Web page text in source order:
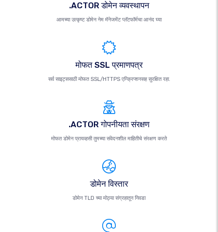
.ACTOR डोमेन व्यवस्थापन
आमच्या उत्कृष्ट डोमेन नेम मॅनेजमेंट प्लॅटफॉर्मचा आनंद घ्या
मोफत SSL प्रमाणपत्र
सर्व साइट्ससाठी मोफत SSL/HTTPS एन्क्रिप्शनसह सुरक्षित रहा.
.ACTOR गोपनीयता संरक्षण
मोफत डोमेन प्रायव्हसी तुमच्या संवेदनशील माहितीचे संरक्षण करते
डोमेन विस्तार
डोमेन TLD च्या मोठ्या संग्रहातून निवडा